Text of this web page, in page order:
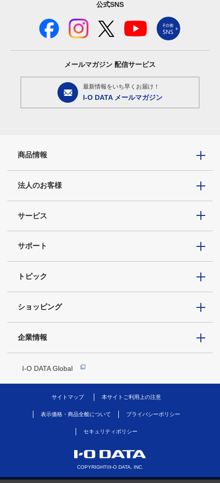
公式SNS
メールマガジン 配信サービス
最新情報をいち早くお届け！
I-O DATA メールマガジン
商品情報
法人のお客様
サービス
サポート
トピック
ショッピング
企業情報
I-O DATA Global
サイトマップ 本サイトご利用上の注意
表示価格・商品全般について プライバシーポリシー
セキュリティポリシー
COPYRIGHT©I-O DATA, INC.